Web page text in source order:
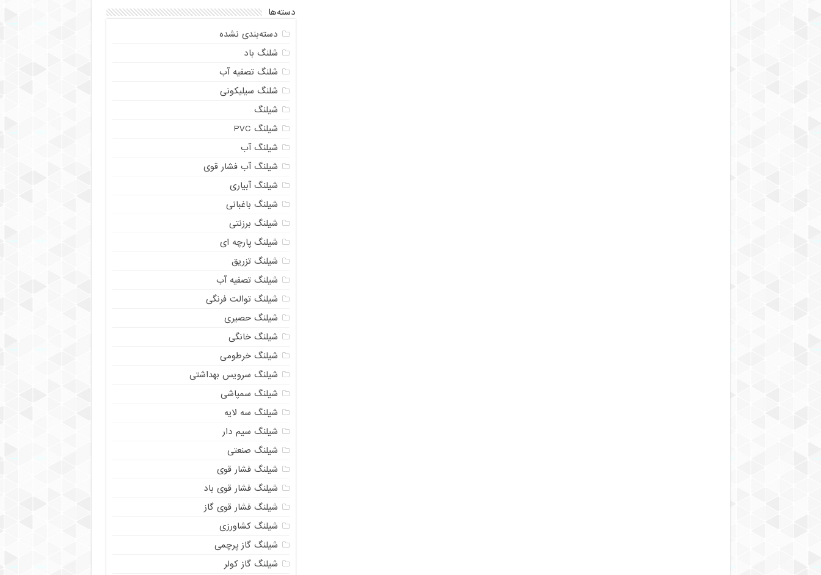
دسته‌ها
دسته‌بندی نشده
شلنگ باد
شلنگ تصفیه آب
شلنگ سیلیکونی
شیلنگ
شیلنگ PVC
شیلنگ آب
شیلنگ آب فشار قوی
شیلنگ آبیاری
شیلنگ باغبانی
شیلنگ برزنتی
شیلنگ پارچه ای
شیلنگ تزریق
شیلنگ تصفیه آب
شیلنگ توالت فرنگی
شیلنگ حصیری
شیلنگ خانگی
شیلنگ خرطومی
شیلنگ سرویس بهداشتی
شیلنگ سمپاشی
شیلنگ سه لایه
شیلنگ سیم دار
شیلنگ صنعتی
شیلنگ فشار قوی
شیلنگ فشار قوی باد
شیلنگ فشار قوی گاز
شیلنگ کشاورزی
شیلنگ گاز پرچمی
شیلنگ گاز کولر